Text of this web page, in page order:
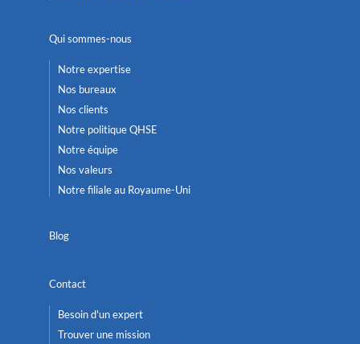
Qui sommes-nous
Notre expertise
Nos bureaux
Nos clients
Notre politique QHSE
Notre équipe
Nos valeurs
Notre filiale au Royaume-Uni
Blog
Contact
Besoin d'un expert
Trouver une mission